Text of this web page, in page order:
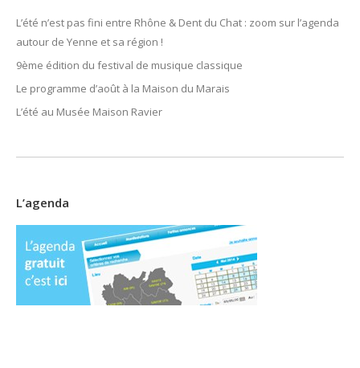
L’été n’est pas fini entre Rhône & Dent du Chat : zoom sur l’agenda
autour de Yenne et sa région !
9ème édition du festival de musique classique
Le programme d’août à la Maison du Marais
L’été au Musée Maison Ravier
L’agenda